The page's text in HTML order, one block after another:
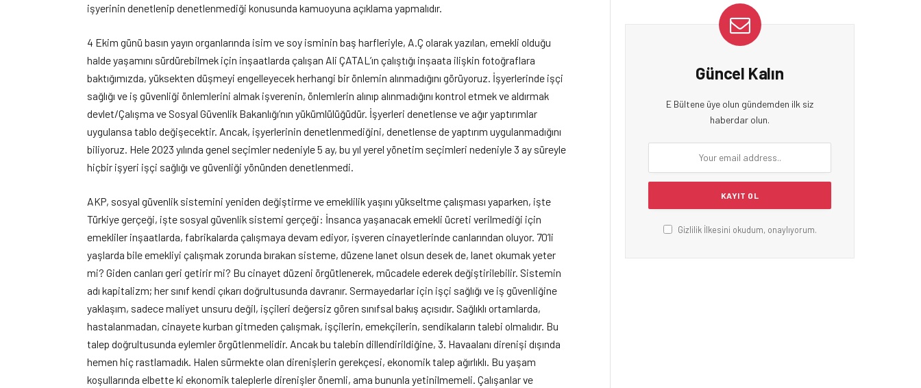
işyerinin denetlenip denetlenmediği konusunda kamuoyuna açıklama yapmalıdır.
4 Ekim günü basın yayın organlarında isim ve soy isminin baş harfleriyle, A.Ç olarak yazılan, emekli olduğu
halde yaşamını sürdürebilmek için inşaatlarda çalışan Ali ÇATAL’ın çalıştığı inşaata ilişkin fotoğraflara
baktığımızda, yüksekten düşmeyi engelleyecek herhangi bir önlemin alınmadığını görüyoruz. İşyerlerinde işçi
sağlığı ve iş güvenliği önlemlerini almak işverenin, önlemlerin alınıp alınmadığını kontrol etmek ve aldırmak
devlet/Çalışma ve Sosyal Güvenlik Bakanlığı’nın yükümlülüğüdür. İşyerleri denetlense ve ağır yaptırımlar
uygulansa tablo değişecektir. Ancak, işyerlerinin denetlenmediğini, denetlense de yaptırım uygulanmadığını
biliyoruz. Hele 2023 yılında genel seçimler nedeniyle 5 ay, bu yıl yerel yönetim seçimleri nedeniyle 3 ay süreyle
hiçbir işyeri işçi sağlığı ve güvenliği yönünden denetlenmedi.
AKP, sosyal güvenlik sistemini yeniden değiştirme ve emeklilik yaşını yükseltme çalışması yaparken, işte
Türkiye gerçeği, işte sosyal güvenlik sistemi gerçeği: İnsanca yaşanacak emekli ücreti verilmediği için
emekliler inşaatlarda, fabrikalarda çalışmaya devam ediyor, işveren cinayetlerinde canlarından oluyor. 70’li
yaşlarda bile emekliyi çalışmak zorunda bırakan sisteme, düzene lanet olsun desek de, lanet okumak yeter
mi? Giden canları geri getirir mi? Bu cinayet düzeni örgütlenerek, mücadele ederek değiştirilebilir. Sistemin
adı kapitalizm; her sınıf kendi çıkarı doğrultusunda davranır. Sermayedarlar için işçi sağlığı ve iş güvenliğine
yaklaşım, sadece maliyet unsuru değil, işçileri değersiz gören sınıfsal bakış açısıdır. Sağlıklı ortamlarda,
hastalanmadan, cinayete kurban gitmeden çalışmak, işçilerin, emekçilerin, sendikaların talebi olmalıdır. Bu
talep doğrultusunda eylemler örgütlenmelidir. Ancak bu talebin dillendirildiğine, 3. Havaalanı direnişi dışında
hemen hiç rastlamadık. Halen sürmekte olan direnişlerin gerekçesi, ekonomik talep ağırlıklı. Bu yaşam
koşullarında elbette ki ekonomik taleplerle direnişler önemli, ama bununla yetinilmemeli. Çalışanlar ve
Güncel Kalın
E Bültene üye olun gündemden ilk siz
haberdar olun.
Gizlilik İlkesini okudum, onaylıyorum.